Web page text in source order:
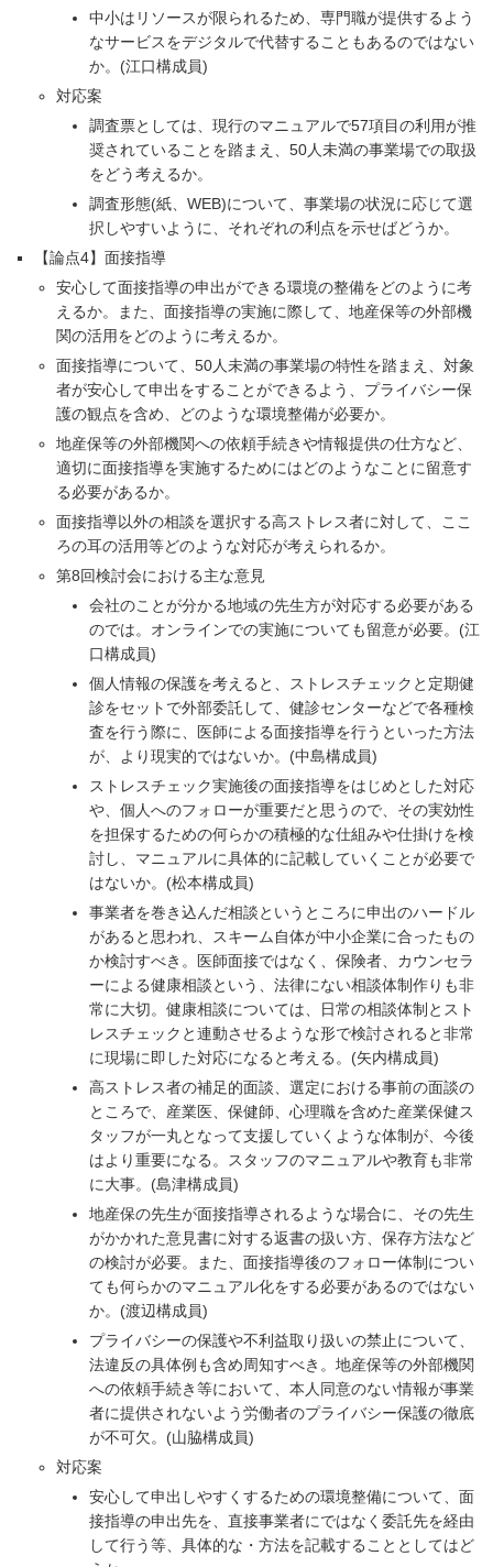
中小はリソースが限られるため、専門職が提供するよう
なサービスをデジタルで代替することもあるのではない
か。(江口構成員)
対応案
調査票としては、現行のマニュアルで57項目の利用が推
奨されていることを踏まえ、50人未満の事業場での取扱
をどう考えるか。
調査形態(紙、WEB)について、事業場の状況に応じて選
択しやすいように、それぞれの利点を示せばどうか。
【論点4】面接指導
安心して面接指導の申出ができる環境の整備をどのように考
えるか。また、面接指導の実施に際して、地産保等の外部機
関の活用をどのように考えるか。
面接指導について、50人未満の事業場の特性を踏まえ、対象
者が安心して申出をすることができるよう、プライバシー保
護の観点を含め、どのような環境整備が必要か。
地産保等の外部機関への依頼手続きや情報提供の仕方など、
適切に面接指導を実施するためにはどのようなことに留意す
る必要があるか。
面接指導以外の相談を選択する高ストレス者に対して、ここ
ろの耳の活用等どのような対応が考えられるか。
第8回検討会における主な意見
会社のことが分かる地域の先生方が対応する必要がある
のでは。オンラインでの実施についても留意が必要。(江
口構成員)
個人情報の保護を考えると、ストレスチェックと定期健
診をセットで外部委託して、健診センターなどで各種検
査を行う際に、医師による面接指導を行うといった方法
が、より現実的ではないか。(中島構成員)
ストレスチェック実施後の面接指導をはじめとした対応
や、個人へのフォローが重要だと思うので、その実効性
を担保するための何らかの積極的な仕組みや仕掛けを検
討し、マニュアルに具体的に記載していくことが必要で
はないか。(松本構成員)
事業者を巻き込んだ相談というところに申出のハードル
があると思われ、スキーム自体が中小企業に合ったもの
か検討すべき。医師面接ではなく、保険者、カウンセラ
ーによる健康相談という、法律にない相談体制作りも非
常に大切。健康相談については、日常の相談体制とスト
レスチェックと連動させるような形で検討されると非常
に現場に即した対応になると考える。(矢内構成員)
高ストレス者の補足的面談、選定における事前の面談の
ところで、産業医、保健師、心理職を含めた産業保健ス
タッフが一丸となって支援していくような体制が、今後
はより重要になる。スタッフのマニュアルや教育も非常
に大事。(島津構成員)
地産保の先生が面接指導されるような場合に、その先生
がかかれた意見書に対する返書の扱い方、保存方法など
の検討が必要。また、面接指導後のフォロー体制につい
ても何らかのマニュアル化をする必要があるのではない
か。(渡辺構成員)
プライバシーの保護や不利益取り扱いの禁止について、
法違反の具体例も含め周知すべき。地産保等の外部機関
への依頼手続き等において、本人同意のない情報が事業
者に提供されないよう労働者のプライバシー保護の徹底
が不可欠。(山脇構成員)
対応案
安心して申出しやすくするための環境整備について、面
接指導の申出先を、直接事業者にではなく委託先を経由
して行う等、具体的な・方法を記載することとしてはど